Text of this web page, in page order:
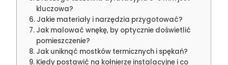
kluczowa?
Jakie materiały i narzędzia przygotować?
Jak malować wnękę, by optycznie doświetlić
pomieszczenie?
Jak uniknąć mostków termicznych i spękań?
Kiedy postawić na kołnierze instalacyjne i co